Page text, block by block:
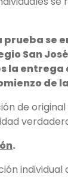
prueba se
San
la entrega
de
de
.